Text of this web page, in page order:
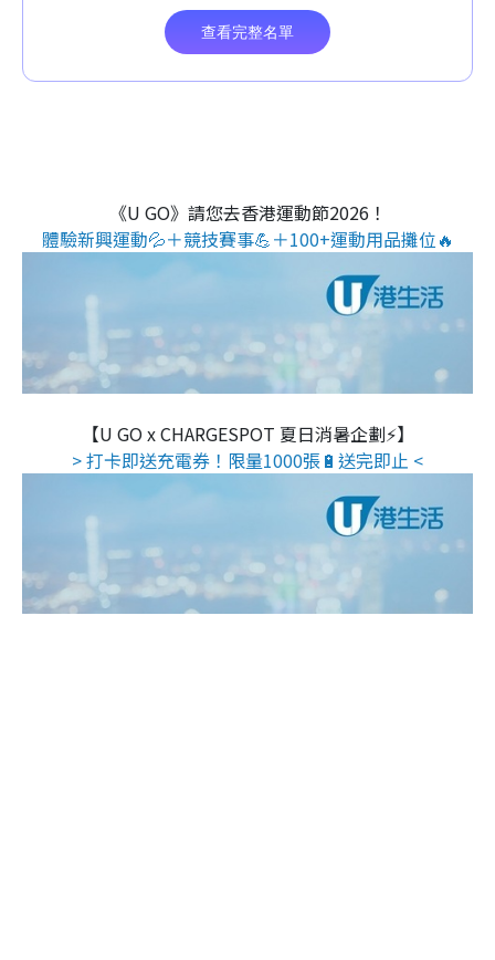
《U GO》請您去香港運動節2026！
體驗新興運動💦＋競技賽事💪＋100+運動用品攤位🔥
【U GO x CHARGESPOT 夏日消暑企劃⚡】
> 打卡即送充電券！限量1000張🔋送完即止 <